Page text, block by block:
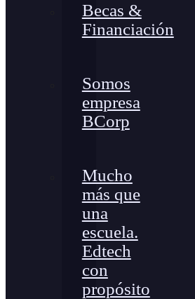
Becas &
Financiación
Somos
empresa
BCorp
Mucho
más que
una
escuela.
Edtech
con
propósito